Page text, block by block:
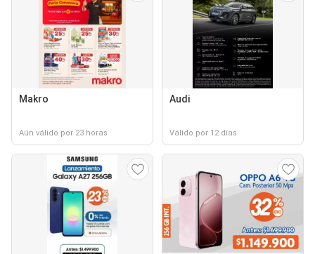
Makro
Aún válido por 23 horas
Audi
Válido por 12 días